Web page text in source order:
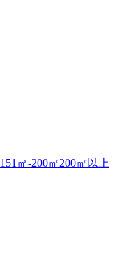
151㎡-200㎡200㎡以上